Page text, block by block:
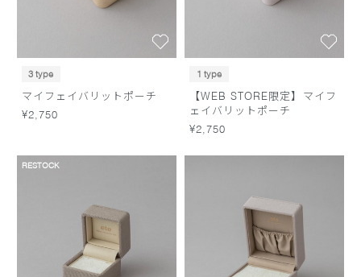
3 type
マイフェイバリットポーチ
¥2,750
1 type
【WEB STORE限定】マイフ
ェイバリットポーチ
¥2,750
RESTOCK